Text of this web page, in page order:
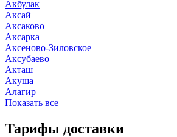
Акбулак
Аксай
Аксаково
Аксарка
Аксеново-Зиловское
Аксубаево
Акташ
Акуша
Алагир
Показать все
Тарифы доставки